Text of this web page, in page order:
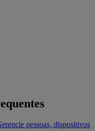
pessoas, dispositivos